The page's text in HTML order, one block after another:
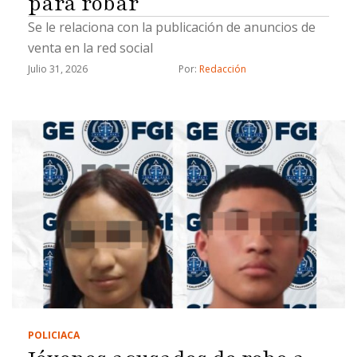
Se le relaciona con la publicación de anuncios de
venta en la red social
Julio 31, 2026 Por: Redacción
POLICIACA